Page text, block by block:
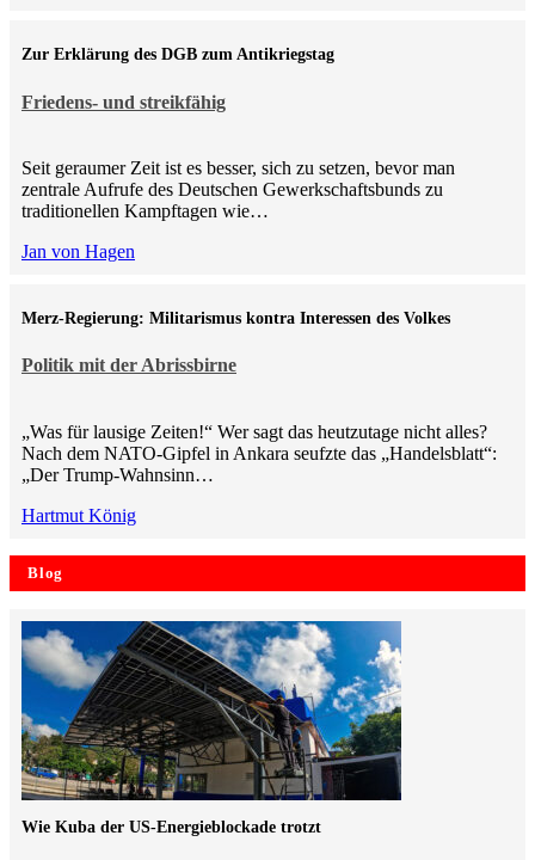
Friedens- und streikfähig
Zur Erklärung des DGB zum Antikriegstag
Seit geraumer Zeit ist es besser, sich zu setzen, bevor man
zentrale Aufrufe des Deutschen Gewerkschaftsbunds zu
traditionellen Kampftagen wie…
Jan von Hagen
Politik mit der Abrissbirne
Merz-Regierung: Militarismus kontra Inte­ressen des Volkes
„Was für lausige Zeiten!“ Wer sagt das heutzutage nicht alles?
Nach dem NATO-Gipfel in Ankara seufzte das „Handelsblatt“:
„Der Trump-Wahnsinn…
Hartmut König
Blog
Wie Kuba der US-Energieblockade trotzt